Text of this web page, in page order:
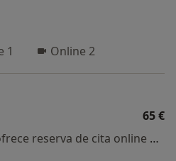
1 Online 2
65 €
Este especialista no ofrece reserva de cita online en esta dirección.